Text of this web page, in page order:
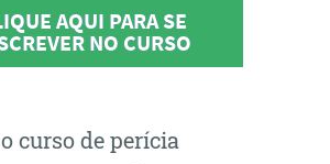
AQUI PARA SE
NO CURSO
curso de perícia